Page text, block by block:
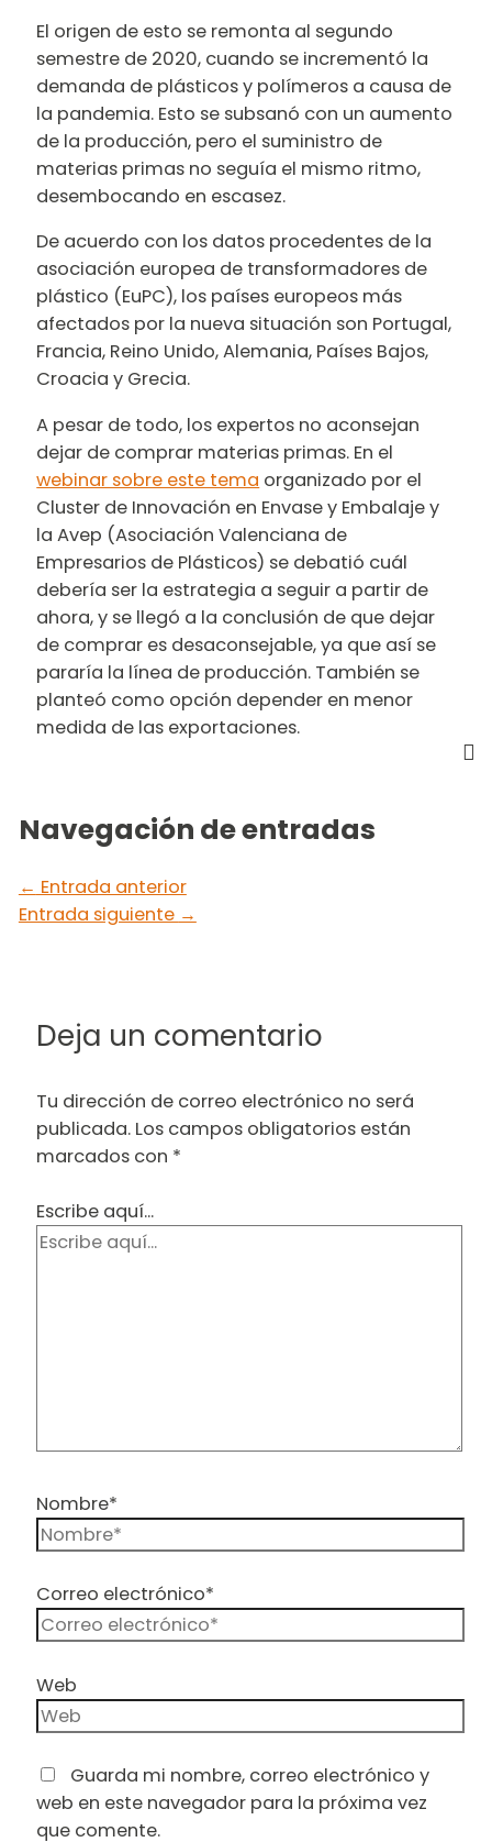
El origen de esto se remonta al segundo
semestre de 2020, cuando se incrementó la
demanda de plásticos y polímeros a causa de
la pandemia. Esto se subsanó con un aumento
de la producción, pero el suministro de
materias primas no seguía el mismo ritmo,
desembocando en escasez.
De acuerdo con los datos procedentes de la
asociación europea de transformadores de
plástico (EuPC), los países europeos más
afectados por la nueva situación son Portugal,
Francia, Reino Unido, Alemania, Países Bajos,
Croacia y Grecia.
A pesar de todo, los expertos no aconsejan
dejar de comprar materias primas. En el
webinar sobre este tema organizado por el
Cluster de Innovación en Envase y Embalaje y
la Avep (Asociación Valenciana de
Empresarios de Plásticos) se debatió cuál
debería ser la estrategia a seguir a partir de
ahora, y se llegó a la conclusión de que dejar
de comprar es desaconsejable, ya que así se
pararía la línea de producción. También se
planteó como opción depender en menor
medida de las exportaciones.
Navegación de entradas
← Entrada anterior
Entrada siguiente →
Deja un comentario
Tu dirección de correo electrónico no será
publicada. Los campos obligatorios están
marcados con *
Escribe aquí...
Nombre*
Correo electrónico*
Web
Guarda mi nombre, correo electrónico y
web en este navegador para la próxima vez
que comente.